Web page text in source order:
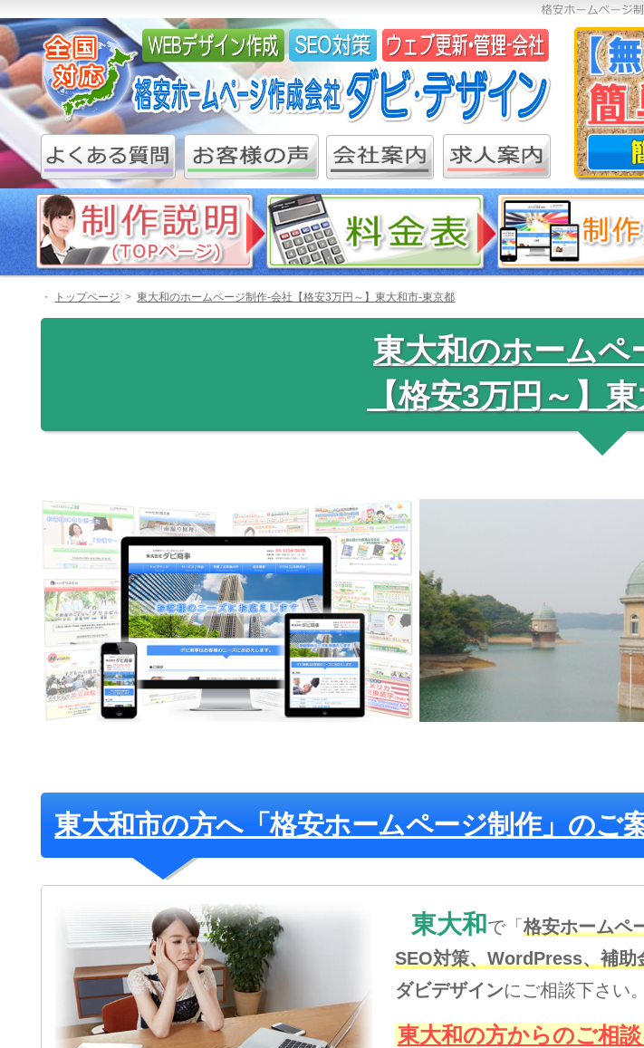
・ トップページ 東大和のホームページ制作-会社【格安3万円～】東大和市-東京都
東大和のホームペ
【格安3万円～】
東大和市の方へ「格安ホームページ制作」のご
東大和 で「格安ホームペ
SEO対策、WordPress、補助
ダビデザインにご相談下さい。
東大和の方からのご相